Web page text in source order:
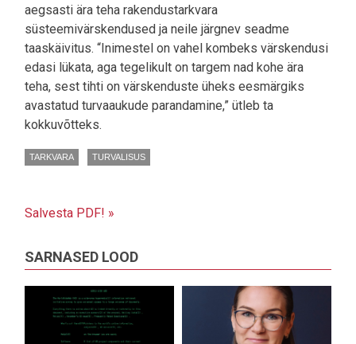
aegsasti ära teha rakendustarkvara
süsteemivärskendused ja neile järgnev seadme
taaskäivitus. “Inimestel on vahel kombeks värskendusi
edasi lükata, aga tegelikult on targem nad kohe ära
teha, sest tihti on värskenduste üheks eesmärgiks
avastatud turvaaukude parandamine,” ütleb ta
kokkuvõtteks.
TARKVARA TURVALISUS
Salvesta PDF! »
SARNASED LOOD